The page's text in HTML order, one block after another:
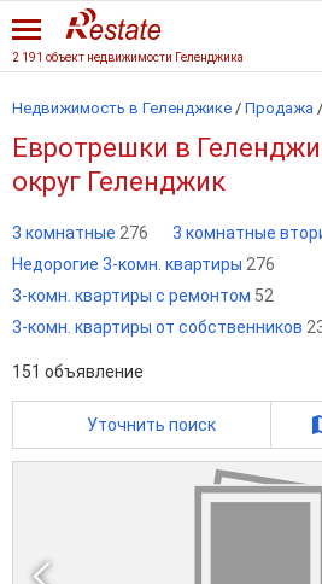
2 191 объект недвижимости Геленджика
Недвижимость в Геленджике / Продажа /
Евротрешки в
округ Геленджик
3 комнатные 276 3 комнатные
Недорогие 3-комн. квартиры 276
3-комн. квартиры с ремонтом 52
3-комн. квартиры от собственников
151 объявление
Уточнить поиск